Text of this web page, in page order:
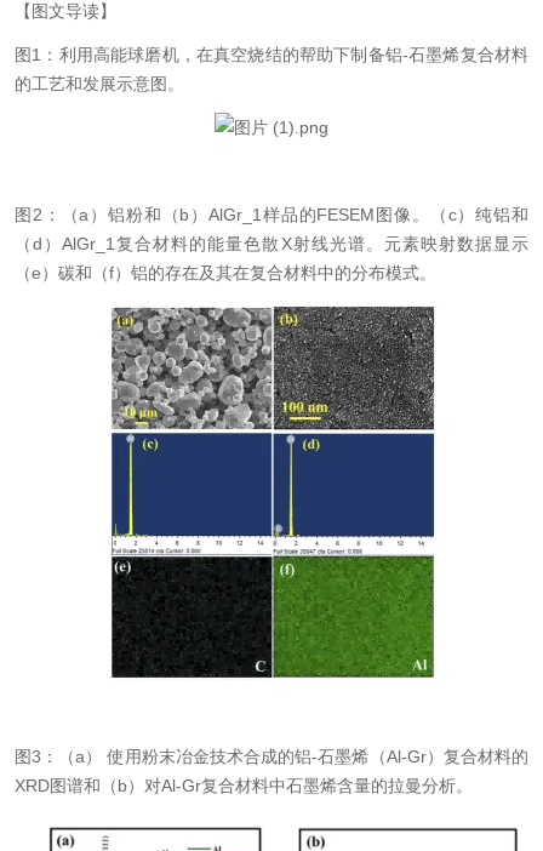
【图文导读】
图1：利用高能球磨机，在真空烧结的帮助下制备铝-石墨烯复合材料
的工艺和发展示意图。
图 2：（a）铝粉和（b）AlGr_1样品的FESEM图像。（c）纯铝和
（d）AlGr_1复合材料的能量色散X射线光谱。元素映射数据显示
（e）碳和（f）铝的存在及其在复合材料中的分布模式。
图3：（a） 使用粉末冶金技术合成的铝-石墨烯（Al-Gr）复合材料的
XRD图谱和（b）对Al-Gr复合材料中石墨烯含量的拉曼分析。